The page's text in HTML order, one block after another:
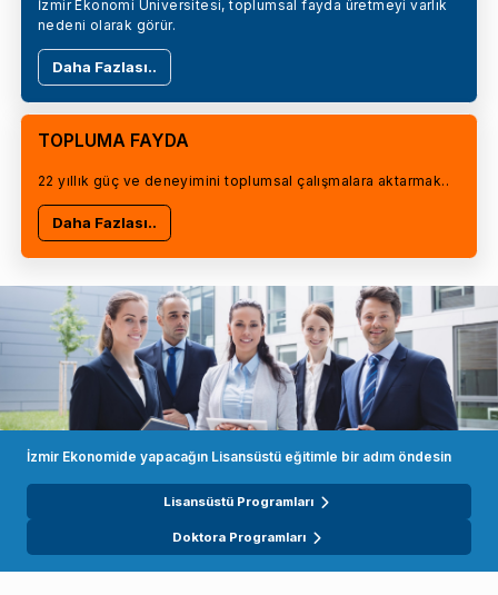
İzmir Ekonomi Üniversitesi, toplumsal fayda üretmeyi varlık
nedeni olarak görür.
Daha Fazlası..
TOPLUMA FAYDA
22 yıllık güç ve deneyimini toplumsal çalışmalara aktarmak..
Daha Fazlası..
İzmir Ekonomide yapacağın Lisansüstü eğitimle bir adım öndesin
Lisansüstü Programları
Doktora Programları